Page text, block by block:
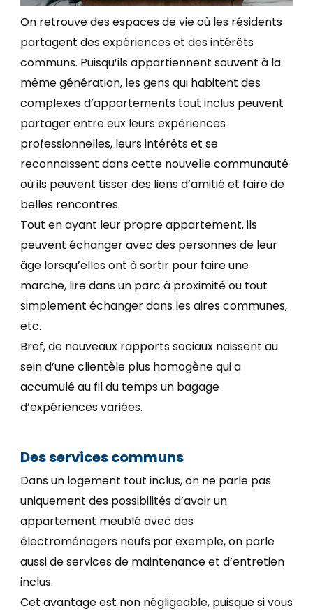
On retrouve des espaces de vie où les résidents
partagent des expériences et des intérêts
communs. Puisqu’ils appartiennent souvent à la
même génération, les gens qui habitent des
complexes d’appartements tout inclus peuvent
partager entre eux leurs expériences
professionnelles, leurs intérêts et se
reconnaissent dans cette nouvelle communauté
où ils peuvent tisser des liens d’amitié et faire de
belles rencontres.
Tout en ayant leur propre appartement, ils
peuvent échanger avec des personnes de leur
âge lorsqu’elles ont à sortir pour faire une
marche, lire dans un parc à proximité ou tout
simplement échanger dans les aires communes,
etc.
Bref, de nouveaux rapports sociaux naissent au
sein d’une clientèle plus homogène qui a
accumulé au fil du temps un bagage
d’expériences variées.
Des services communs
Dans un logement tout inclus, on ne parle pas
uniquement des possibilités d’avoir un
appartement meublé avec des
électroménagers neufs par exemple, on parle
aussi de services de maintenance et d’entretien
inclus.
Cet avantage est non négligeable, puisque si vous